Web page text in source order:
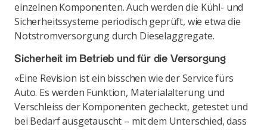
einzelnen Komponenten. Auch werden die Kühl- und
Sicherheitssysteme periodisch geprüft, wie etwa die
Notstromversorgung durch Dieselaggregate.
Sicherheit im Betrieb und für die Versorgung
«Eine Revision ist ein bisschen wie der Service fürs
Auto. Es werden Funktion, Materialalterung und
Verschleiss der Komponenten gecheckt, getestet und
bei Bedarf ausgetauscht – mit dem Unterschied, dass